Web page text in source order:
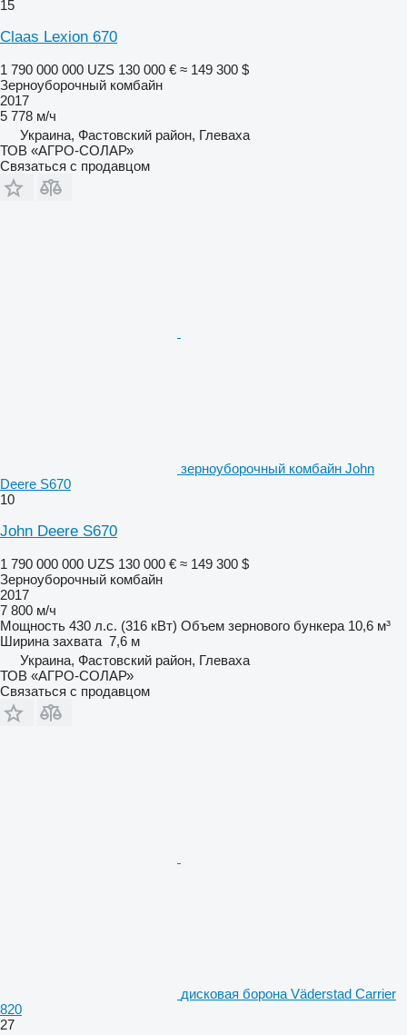
15
Claas Lexion 670
1 790 000 000 UZS 130 000 € ≈ 149 300 $
Зерноуборочный комбайн
2017
5 778 м/ч
Украина, Фастовский район, Глеваха
ТОВ «АГРО-СОЛАР»
Связаться с продавцом
зерноуборочный комбайн John
Deere S670
10
John Deere S670
1 790 000 000 UZS 130 000 € ≈ 149 300 $
Зерноуборочный комбайн
2017
7 800 м/ч
Мощность 430 л.с. (316 кВт) Объем зернового бункера 10,6 м³
Ширина захвата 7,6 м
Украина, Фастовский район, Глеваха
ТОВ «АГРО-СОЛАР»
Связаться с продавцом
дисковая борона Väderstad Carrier
820
27